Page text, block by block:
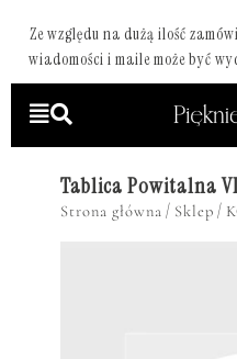
Ze względu na dużą ilość
wiadomości i maile może być
Tablica Powitalna
Strona główna / Sklep /